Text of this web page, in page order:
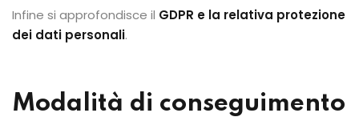
Infine si approfondisce il GDPR e la relativa protezione
dei dati personali.
Modalità di conseguimento